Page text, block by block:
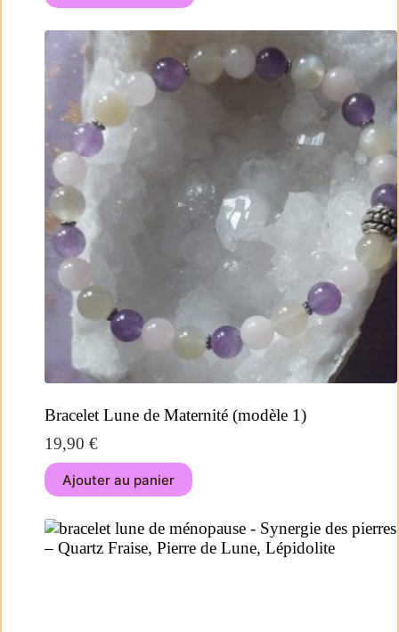
Bracelet Lune de Maternité (modèle 1)
19,90 €
Ajouter au panier